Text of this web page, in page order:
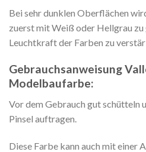
Bei sehr dunklen Oberflächen
zuerst mit Weiß oder Hellgrau zu
Leuchtkraft der Farben zu
Gebrauchsanweisung
Modelbaufarbe:
Vor dem Gebrauch gut schütteln
Pinsel auftragen.
Diese Farbe kann auch mit einer